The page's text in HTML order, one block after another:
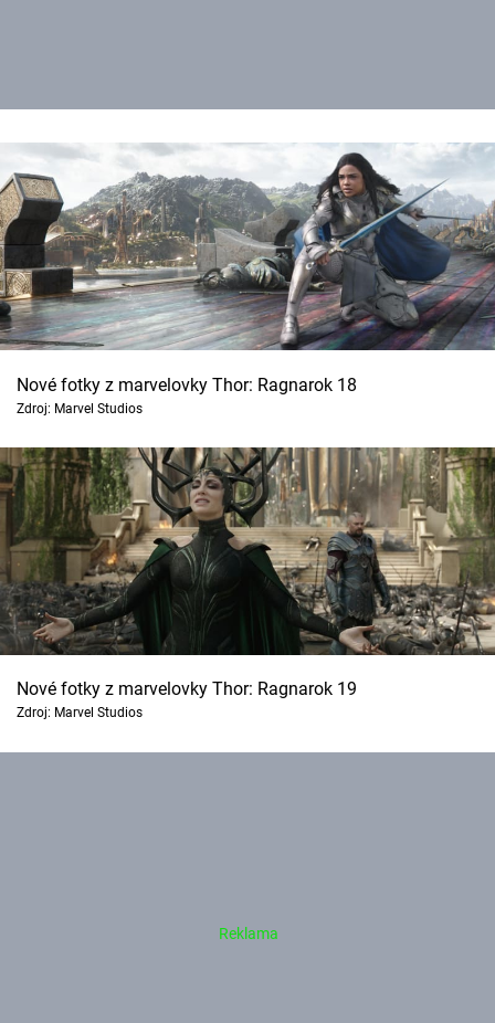
Nové fotky z marvelovky Thor: Ragnarok 18
Zdroj: Marvel Studios
Nové fotky z marvelovky Thor: Ragnarok 19
Zdroj: Marvel Studios